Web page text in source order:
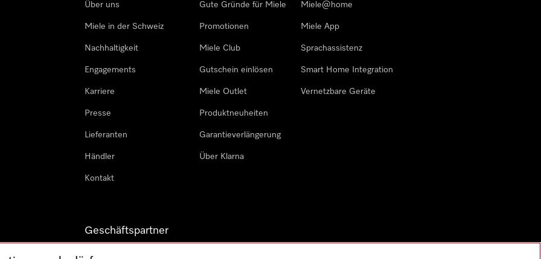
Über uns
Miele in der Schweiz
Nachhaltigkeit
Engagements
Karriere
Presse
Lieferanten
Händler
Kontakt
Gute Gründe für Miele
Promotionen
Miele Club
Gutschein einlösen
Miele Outlet
Produktneuheiten
Garantieverlängerung
Über Klarna
Miele@home
Miele App
Sprachassistenz
Smart Home Integration
Vernetzbare Geräte
Geschäftspartner